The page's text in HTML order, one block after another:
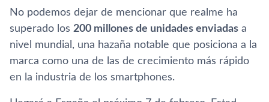
No podemos dejar de mencionar que realme ha
superado los 200 millones de unidades enviadas a
nivel mundial, una hazaña notable que posiciona a la
marca como una de las de crecimiento más rápido
en la industria de los smartphones.